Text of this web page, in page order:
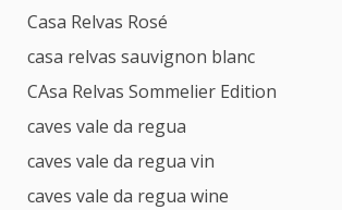
Casa Relvas Rosé
casa relvas sauvignon blanc
CAsa Relvas Sommelier Edition
caves vale da regua
caves vale da regua vin
caves vale da regua wine